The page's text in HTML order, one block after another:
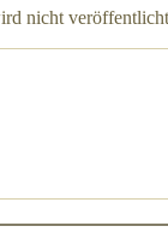
nicht